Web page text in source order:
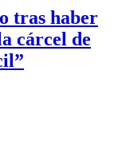
tras haber
cárcel de